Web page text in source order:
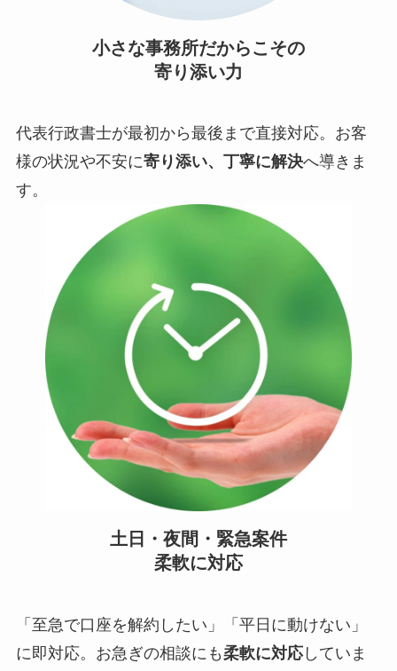
小さな事務所だからこその
寄り添い力
代表行政書士が最初から最後まで直接対応。お客
様の状況や不安に寄り添い、丁寧に解決へ導きま
す。
土日・夜間・緊急案件
柔軟に対応
「至急で口座を解約したい」「平日に動けない」
に即対応。お急ぎの相談にも柔軟に対応していま